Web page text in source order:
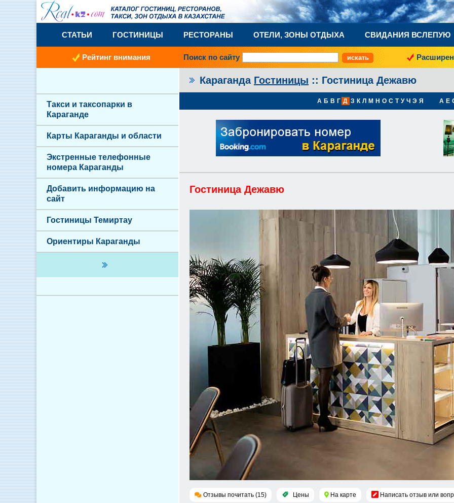
СТАТЬИ ГОСТИНИЦЫ РЕСТОРАНЫ ОТЕЛИ, ЗОНЫ ОТДЫХА СВИДАНИЯ ВСЛЕПУЮ
Рейтинг внимания Поиск по сайту
Караганда Гостиницы :: Гостиница Дежавю
А Б В Г Д З К Л М Н О С Т У Ч Э Я A E
Гостиница Дежавю
Отзывы почитать (15) Цены На карте Написать отзыв или
Такси и таксопарки в
Караганде
Карты Караганды и области
Экстренные телефонные
номера Караганды
Добавить информацию на
сайт
Гостиницы Темиртау
Ориентиры Караганды